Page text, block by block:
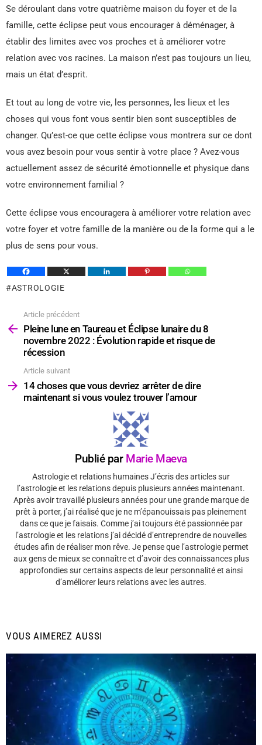
Se déroulant dans votre quatrième maison du foyer et de la
famille, cette éclipse peut vous encourager à déménager, à
établir des limites avec vos proches et à améliorer votre
relation avec vos racines. La maison n’est pas toujours un lieu,
mais un état d’esprit.
Et tout au long de votre vie, les personnes, les lieux et les
choses qui vous font vous sentir bien sont susceptibles de
changer. Qu’est-ce que cette éclipse vous montrera sur ce dont
vous avez besoin pour vous sentir à votre place ? Avez-vous
actuellement assez de sécurité émotionnelle et physique dans
votre environnement familial ?
Cette éclipse vous encouragera à améliorer votre relation avec
votre foyer et votre famille de la manière ou de la forme qui a le
plus de sens pour vous.
ASTROLOGIE
plus
Article précédent
Pleine lune en Taureau et Éclipse lunaire du 8
novembre 2022 : Évolution rapide et risque de
récession
Article suivant
14 choses que vous devriez arrêter de dire
maintenant si vous voulez trouver l’amour
Publié par Marie Maeva
Astrologie et relations humaines J’écris des articles sur
l’astrologie et les relations depuis plusieurs années maintenant.
Après avoir travaillé plusieurs années pour une grande marque de
prêt à porter, j’ai réalisé que je ne m’épanouissais pas pleinement
dans ce que je faisais. Comme j’ai toujours été passionnée par
l’astrologie et les relations j’ai décidé d’entreprendre de nouvelles
études afin de réaliser mon rêve. Je pense que l’astrologie permet
aux gens de mieux se connaître et d’avoir des connaissances plus
approfondies sur certains aspects de leur personnalité et ainsi
d’améliorer leurs relations avec les autres.
VOUS AIMEREZ AUSSI